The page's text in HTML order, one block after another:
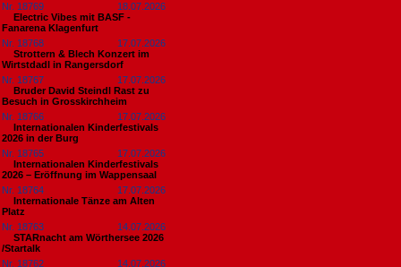
Nr. 18769
18.07.2026
Electric Vibes mit BASF -
Fanarena Klagenfurt
Nr. 18768
17.07.2026
Strottern & Blech Konzert im
Wirtstdadl in Rangersdorf
Nr. 18767
17.07.2026
Bruder David Steindl Rast zu
Besuch in Grosskirchheim
Nr. 18766
17.07.2026
Internationalen Kinderfestivals
2026 in der Burg
Nr. 18765
17.07.2026
Internationalen Kinderfestivals
2026 – Eröffnung im Wappensaal
Nr. 18764
17.07.2026
Internationale Tänze am Alten
Platz
Nr. 18763
14.07.2026
STARnacht am Wörthersee 2026
/Startalk
Nr. 18762
14.07.2026